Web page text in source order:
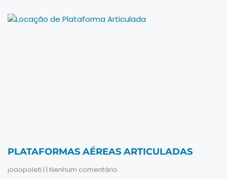
PLATAFORMAS AÉREAS ARTICULADAS
joaopoleti Nenhum comentário